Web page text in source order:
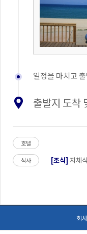
일정을 마치고
출발지 도착
호텔
식사 [조식] 자체
회